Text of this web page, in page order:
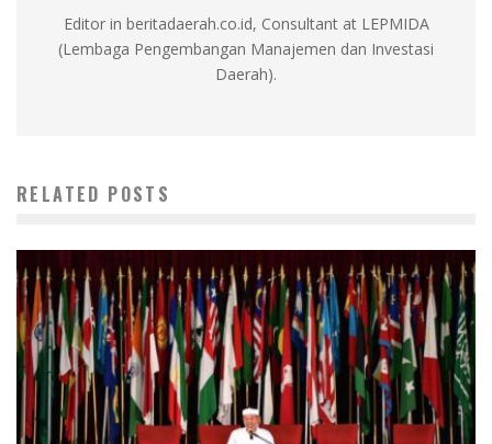
Editor in beritadaerah.co.id, Consultant at LEPMIDA
(Lembaga Pengembangan Manajemen dan Investasi
Daerah).
RELATED POSTS